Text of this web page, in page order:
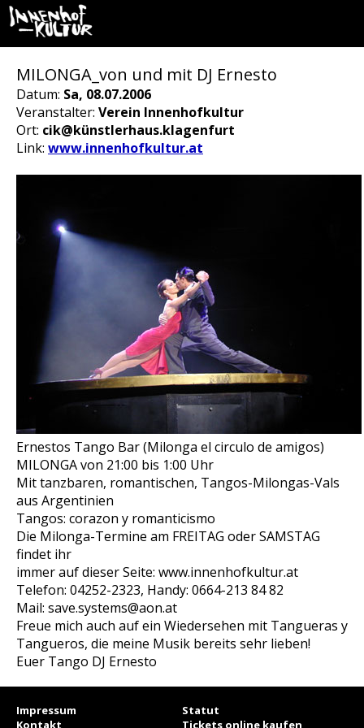
MILONGA_von und mit DJ Ernesto
Datum: Sa, 08.07.2006
Veranstalter: Verein Innenhofkultur
Ort: cik@künstlerhaus.klagenfurt
Link: www.innenhofkultur.at
Ernestos Tango Bar (Milonga el circulo de amigos)
MILONGA von 21:00 bis 1:00 Uhr
Mit tanzbaren, romantischen, Tangos-Milongas-Vals
aus Argentinien
Tangos: corazon y romanticismo
Die Milonga-Termine am FREITAG oder SAMSTAG
findet ihr
immer auf dieser Seite: www.innenhofkultur.at
Telefon: 04252-2323, Handy: 0664-213 84 82
Mail: save.systems@aon.at
Freue mich auch auf ein Wiedersehen mit Tangueras y
Tangueros, die meine Musik bereits sehr lieben!
Euer Tango DJ Ernesto
Impressum
Statut
Kontakt
Tickets online kaufen